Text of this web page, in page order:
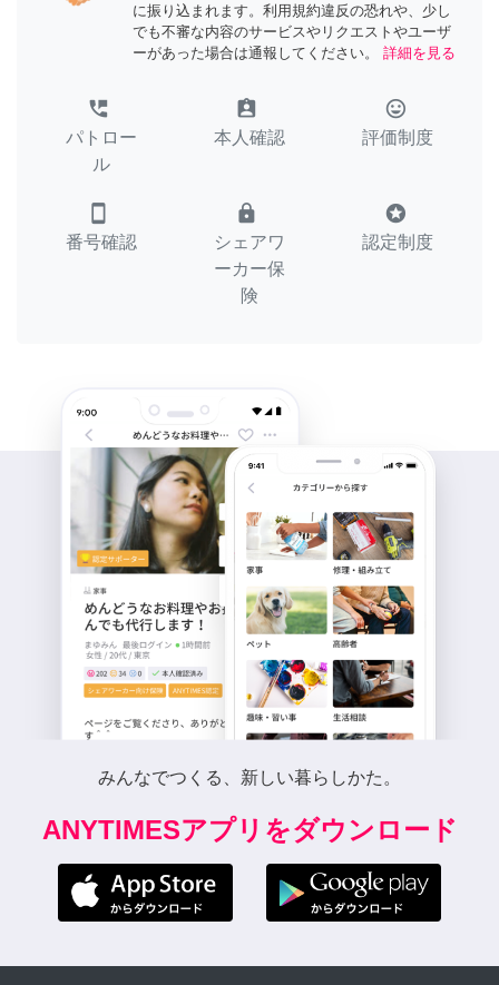
に振り込まれます。利用規約違反の恐れや、少し
でも不審な内容のサービスやリクエストやユーザ
ーがあった場合は通報してください。
詳細を見る
perm_phone_msg
パトロー
ル
assignment_ind
本人確認
tag_faces
評価制度
smartphone
番号確認
lock
シェアワ
ーカー保
険
stars
認定制度
みんなでつくる、新しい暮らしかた。
ANYTIMESアプリをダウンロード